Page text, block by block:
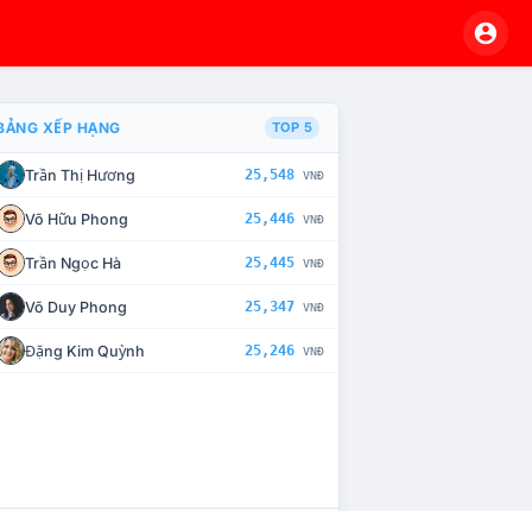
CHẾ TÀI XỬ LÝ VI PHẠM
XẾP HẠNG TOP 5
Trần Thị Hương 25,548 VNĐ
Võ Hữu Phong 25,446 VNĐ
Trần Ngọc Hà 25,445 VNĐ
Võ Duy Phong 25,347 VNĐ
Đặng Kim Quỳnh 25,246 VNĐ